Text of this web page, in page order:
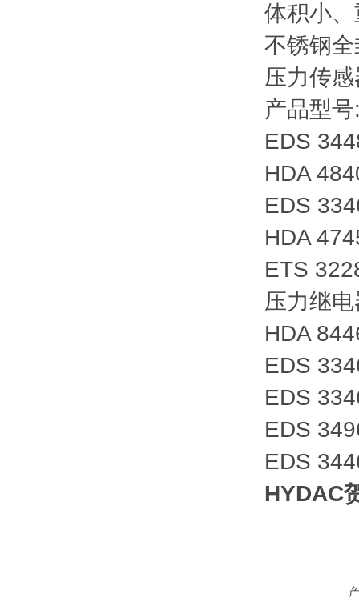
体积小
不锈钢
压力传
产品型号
EDS
HDA
EDS
HDA
ETS
压力继
HDA
EDS
EDS
EDS
EDS
HYDAC